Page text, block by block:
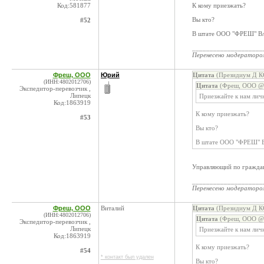
Код:581877
#52
К кому приезжать?
Вы кто?
В штате ООО "ФРЕШ"
Перенесено
Фреш, ООО
(ИНН:4802012706)
Экспедитор-перевозчик ,
Липецк
Код:1863919
#53
Юрий Цитата (Президиум Д
Цитата (Фреш, ООО @
Приезжайте к нам
К кому приезжать?
Вы кто?
В штате ООО "ФРЕШ"
Управляющий по
Перенесено
Фреш, ООО
(ИНН:4802012706)
Экспедитор-перевозчик ,
Липецк
Код:1863919
#54
Виталий
* контакт был удален
Цитата (Президиум Д
Цитата (Фреш, ООО @
Приезжайте к нам
К кому приезжать?
Вы кто?